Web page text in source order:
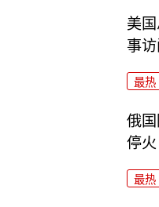
美
事访
最热
俄
停火
最热